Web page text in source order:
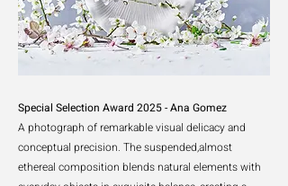
Special Selection Award 2025 - Ana Gomez
A photograph of remarkable visual delicacy and
conceptual precision. The suspended,almost
ethereal composition blends natural elements with